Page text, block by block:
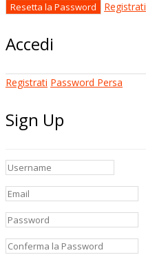
Registrati
Accedi
Registrati Password Persa
Sign Up